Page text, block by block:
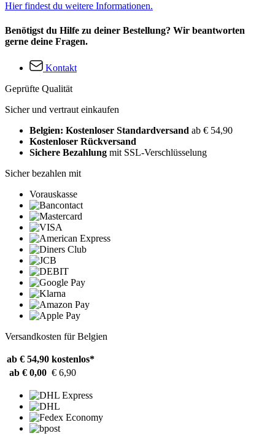
Hier findest du weitere Informationen.
Benötigst du Hilfe zu deiner Bestellung? Wir beantworten
gerne deine Fragen.
Kontakt
Geprüfte Qualität
Sicher und vertraut einkaufen
Belgien: Kostenloser Standardversand ab € 54,90
Kostenloser Rückversand
Sichere Bezahlung mit SSL-Verschlüsselung
Sicher bezahlen mit
Vorauskasse
Versandkosten für Belgien
ab € 54,90 kostenlos*
ab € 0,00 € 6,90